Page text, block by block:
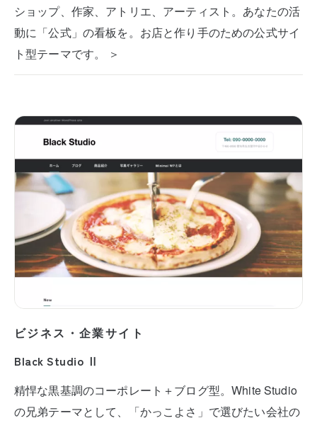
ショップ、作家、アトリエ、アーティスト。あなたの活
動に「公式」の看板を。お店と作り手のための公式サイ
ト型テーマです。 ＞
ビジネス・企業サイト
Black Studio Ⅱ
精悍な黒基調のコーポレート＋ブログ型。White Studio
の兄弟テーマとして、「かっこよさ」で選びたい会社の